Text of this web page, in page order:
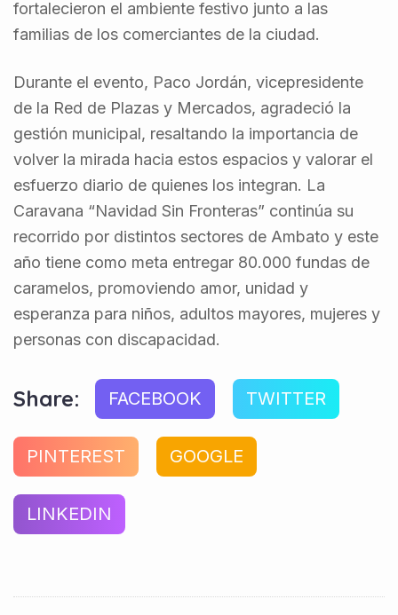
fortalecieron el ambiente festivo junto a las
familias de los comerciantes de la ciudad.
Durante el evento, Paco Jordán, vicepresidente
de la Red de Plazas y Mercados, agradeció la
gestión municipal, resaltando la importancia de
volver la mirada hacia estos espacios y valorar el
esfuerzo diario de quienes los integran. La
Caravana “Navidad Sin Fronteras” continúa su
recorrido por distintos sectores de Ambato y este
año tiene como meta entregar 80.000 fundas de
caramelos, promoviendo amor, unidad y
esperanza para niños, adultos mayores, mujeres y
personas con discapacidad.
Share: FACEBOOK TWITTER
PINTEREST GOOGLE
LINKEDIN